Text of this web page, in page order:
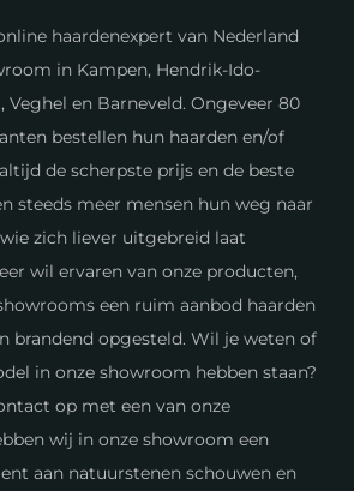
haardenexpert van Nederland
in Kampen, Hendrik-Ido-
en Barneveld. Ongeveer 80
bestellen hun haarden en/of
de scherpste prijs en de beste
steeds meer mensen hun weg naar
zich liever uitgebreid laat
wil ervaren van onze producten,
een ruim aanbod haarden
brandend opgesteld. Wil je weten of
in onze showroom hebben staan?
op met een van onze
wij in onze showroom een
aan natuurstenen schouwen en